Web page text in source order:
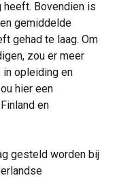
heeft. Bovendien is
gemiddelde
gehad te laag. Om
zou er meer
opleiding en
hier een
en
gesteld worden bij